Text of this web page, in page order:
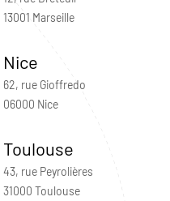
13001 Marseille
Nice
62, rue Gioffredo
06000 Nice
Toulouse
43, rue Peyrolières
31000 Toulouse